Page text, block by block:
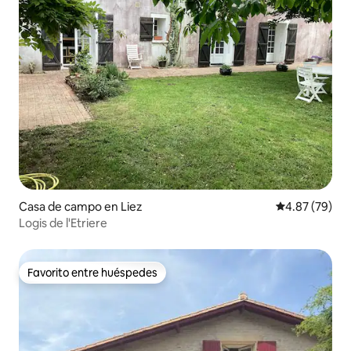
Casa de campo en Liez Calificación
4.87 (79)
Logis de l'Etriere
Favorito entre huéspedes
Favorito entre huéspedes